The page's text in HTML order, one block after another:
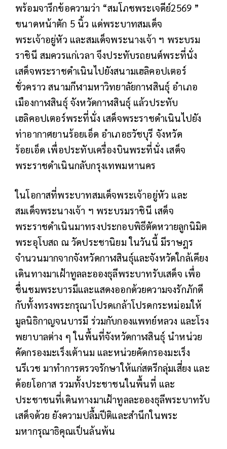
พร้อมจารึกข้อความว่า “สมโภชพระเจดีย์2569 ”
ขนาดหน้าตัก 5 นิ้ว แด่พระบาทสมเด็จ
พระเจ้าอยู่หัว และสมเด็จพระนางเจ้า ฯ พระบรม
ราชินี สมควรแก่เวลา จึงประทับรถยนต์พระที่นั่ง
เสด็จพระราชดำเนินไปยังสนามเฮลิคอปเตอร์
ชั่วคราว สนามกีฬามหาวิทยาลัยกาฬสินธุ์ อำเภอ
เมืองกาฬสินธุ์ จังหวัดกาฬสินธุ์ แล้วประทับ
เฮลิคอปเตอร์พระที่นั่ง เสด็จพระราชดำเนินไปยัง
ท่าอากาศยานร้อยเอ็ด อำเภอธวัชบุรี จังหวัด
ร้อยเอ็ด เพื่อประทับเครื่องบินพระที่นั่ง เสด็จ
พระราชดำเนินกลับกรุงเทพมหานคร
ในโอกาสที่พระบาทสมเด็จพระเจ้าอยู่หัว และ
สมเด็จพระนางเจ้า ฯ พระบรมราชินี เสด็จ
พระราชดำเนินมาทรงประกอบพิธีตัดหวายลูกนิมิต
พระอุโบสถ ณ วัดประชานิยม ในวันนี้ มีราษฎร
จำนวนมากจากจังหวัดกาฬสินธุ์และจังหวัดใกล้เคียง
เดินทางมาเฝ้าทูลละอองธุลีพระบาทรับเสด็จ เพื่อ
ชื่นชมพระบารมีและแสดงออกด้วยความจงรักภักดี
กับทั้งทรงพระกรุณาโปรดเกล้าโปรดกระหม่อมให้
มูลนิธิกาญจนบารมี ร่วมกับกองแพทย์หลวง และโรง
พยาบาลต่าง ๆ ในพื้นที่จังหวัดกาฬสินธุ์ นำหน่วย
คัดกรองมะเร็งเต้านม และหน่วยคัดกรองมะเร็ง
นรีเวช มาทำการตรวจรักษาให้แก่สตรีกลุ่มเสี่ยง และ
ด้อยโอกาส รวมทั้งประชาชนในพื้นที่ และ
ประชาชนที่เดินทางมาเฝ้าทูลละอองธุลีพระบาทรับ
เสด็จด้วย ยังความปลื้มปีติและสำนึกในพระ
มหากรุณาธิคุณเป็นล้นพ้น